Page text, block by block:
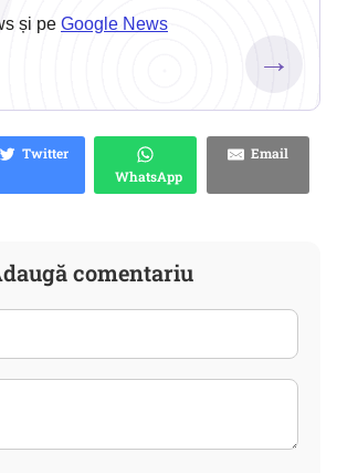
și pe Google News
→
Twitter
WhatsApp
Email
comentariu